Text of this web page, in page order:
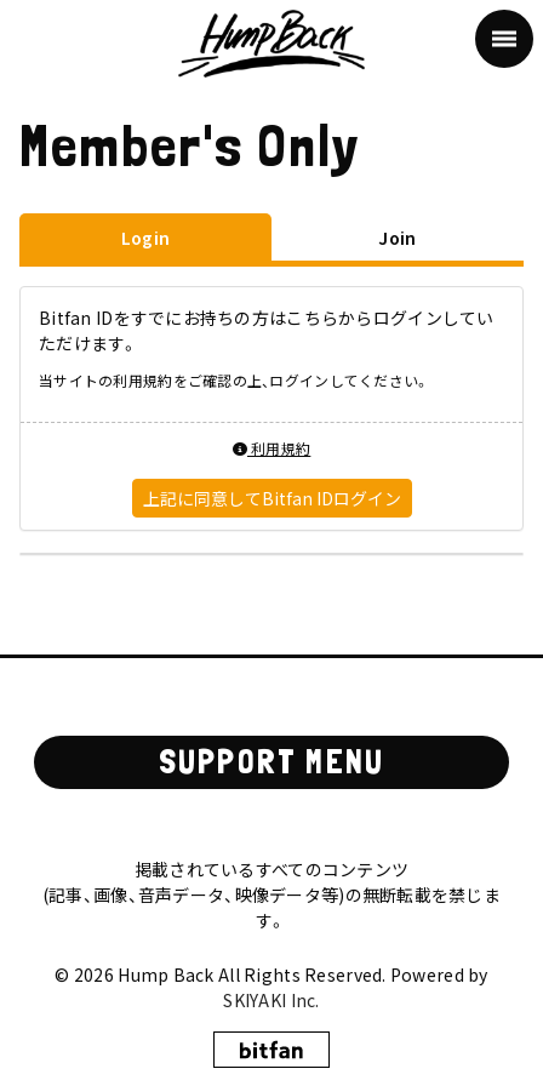
Member's Only
Login Join
Bitfan IDをすでにお持ちの方はこちらからログインしてい
ただけます。
当サイトの利用規約をご確認の上、ログインしてください。
利用規約
上記に同意してBitfan IDログイン
SUPPORT MENU
掲載されているすべてのコンテンツ
(記事、画像、音声データ、映像データ等)の無断転載を禁じま
す。
© 2026 Hump Back All Rights Reserved. Powered by
SKIYAKI Inc.